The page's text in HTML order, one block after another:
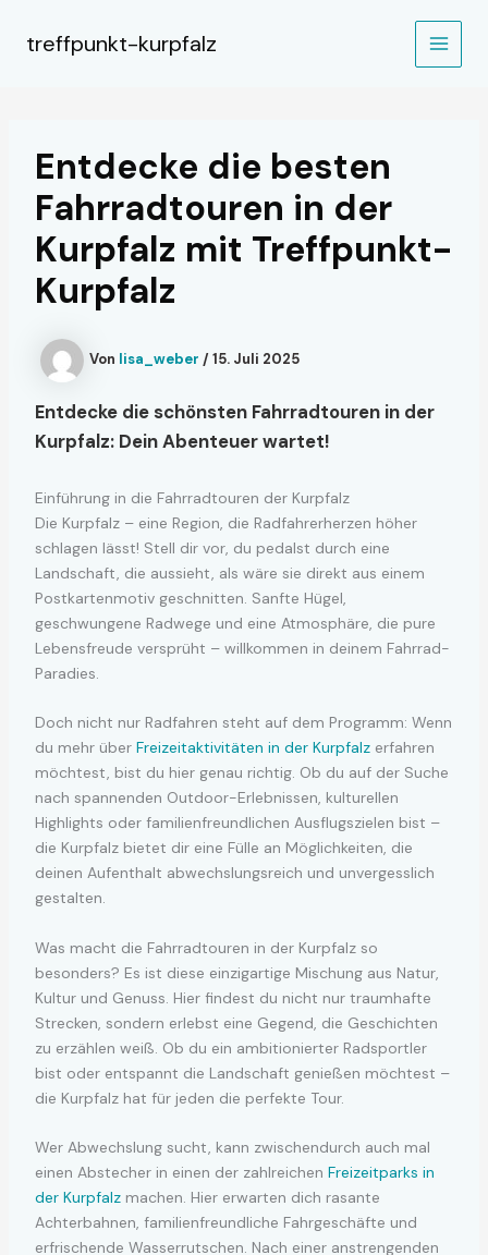
Inhalttreffpunkt-kurpfalz
MAIN
Entdecke die besten
Fahrradtouren in der
Kurpfalz mit Treffpunkt-
Kurpfalz
Von lisa_weber /15. Juli 2025
Entdecke die schönsten Fahrradtouren in der
Kurpfalz: Dein Abenteuer wartet!
Einführung in die Fahrradtouren der Kurpfalz
Die Kurpfalz – eine Region, die Radfahrerherzen höher
schlagen lässt! Stell dir vor, du pedalst durch eine
Landschaft, die aussieht, als wäre sie direkt aus einem
Postkartenmotiv geschnitten. Sanfte Hügel,
geschwungene Radwege und eine Atmosphäre, die pure
Lebensfreude versprüht – willkommen in deinem Fahrrad-
Paradies.
Doch nicht nur Radfahren steht auf dem Programm: Wenn
du mehr über Freizeitaktivitäten in der Kurpfalzerfahren
möchtest, bist du hier genau richtig. Ob du auf der Suche
nach spannenden Outdoor-Erlebnissen, kulturellen
Highlights oder familienfreundlichen Ausflugszielen bist –
die Kurpfalz bietet dir eine Fülle an Möglichkeiten, die
deinen Aufenthalt abwechslungsreich und unvergesslich
gestalten.
Was macht die Fahrradtouren in der Kurpfalz so
besonders? Es ist diese einzigartige Mischung aus Natur,
Kultur und Genuss. Hier findest du nicht nur traumhafte
Strecken, sondern erlebst eine Gegend, die Geschichten
zu erzählen weiß. Ob du ein ambitionierter Radsportler
bist oder entspannt die Landschaft genießen möchtest –
die Kurpfalz hat für jeden die perfekte Tour.
Wer Abwechslung sucht, kann zwischendurch auch mal
einen Abstecher in einen der zahlreichen Freizeitparks in
der Kurpfalzmachen. Hier erwarten dich rasante
Achterbahnen, familienfreundliche Fahrgeschäfte und
erfrischende Wasserrutschen. Nach einer anstrengenden